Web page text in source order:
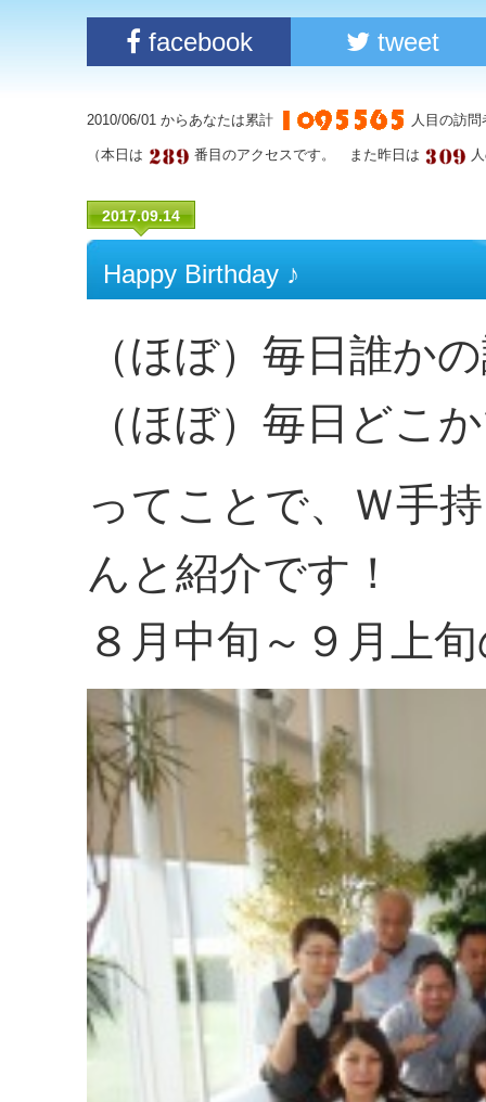
facebook tweet
2010/06/01 からあなたは累計 人目の訪
（本日は 番目のアクセスです。 また昨日は
2017.09.14
Happy Birthday ♪
（ほぼ）毎日誰か
（ほぼ）毎日どこ
ってことで、Ｗ手
んと紹介です！
８月中旬～９月上